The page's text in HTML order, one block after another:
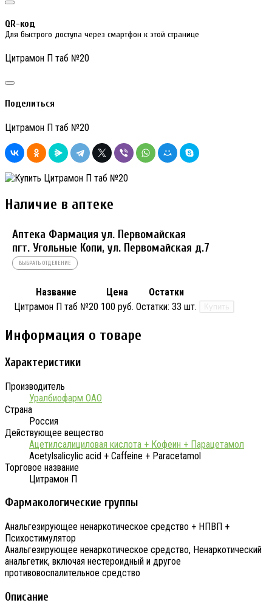
QR-код
Для быстрого доступа через смартфон к этой странице
Цитрамон П таб №20
Поделиться
Цитрамон П таб №20
Наличие в аптеке
Аптека Фармация ул. Первомайская
пгт. Угольные Копи, ул. Первомайская д.7
ВЫБРАТЬ ОТДЕЛЕНИЕ
Название Цена
Остатки
Цитрамон П таб №20 100 руб. Остатки: 33 шт. Купить
Информация о товаре
Характеристики
Производитель
Уралбиофарм ОАО
Страна
Россия
Действующее вещество
Ацетилсалициловая кислота + Кофеин + Парацетамол
Acetylsalicylic acid + Caffeine + Paracetamol
Торговое название
Цитрамон П
Фармакологические группы
Анальгезирующее ненаркотическое средство + НПВП +
Психостимулятор
Анальгезирующее ненаркотическое средство, Ненаркотический
анальгетик, включая нестероидный и другое
противовоспалительное средство
Описание